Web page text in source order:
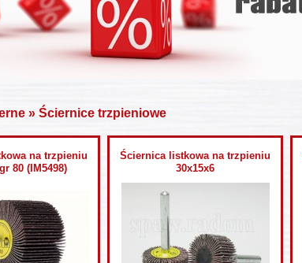
» Ściernice trzpieniowe
na trzpieniu
80 (IM5498)
Ściernica listkowa na trzpieniu
30x15x6